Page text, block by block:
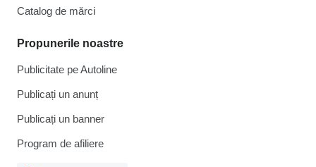
Catalog de mărcі
Propunerile noastre
Publicitate pe Autoline
Publicați un anunț
Publicați un banner
Program de afiliere